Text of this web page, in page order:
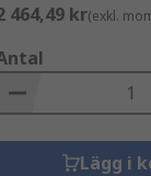
464,49 kr(exkl.
Lägg i